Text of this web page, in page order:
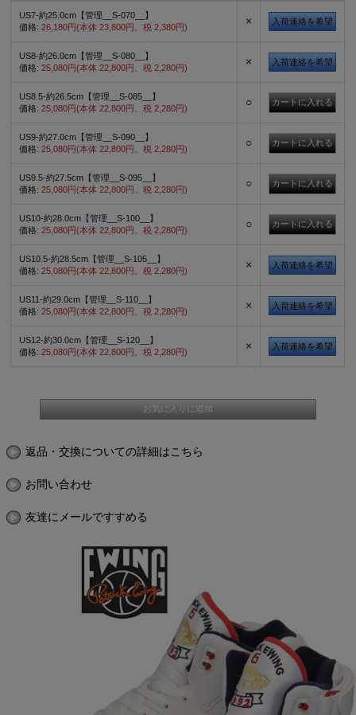
US7-約25.0cm【管理__S-070__】
価格:26,180円(本体 23,800円、税 2,380円) × 入荷連絡を希望
US8-約26.0cm【管理__S-080__】
価格:25,080円(本体 22,800円、税 2,280円) × 入荷連絡を希望
US8.5-約26.5cm【管理__S-085__】
価格:25,080円(本体 22,800円、税 2,280円) ○
US9-約27.0cm【管理__S-090__】
価格:25,080円(本体 22,800円、税 2,280円) ○
US9.5-約27.5cm【管理__S-095__】
価格:25,080円(本体 22,800円、税 2,280円) ○
US10-約28.0cm【管理__S-100__】
価格:25,080円(本体 22,800円、税 2,280円) ○
US10.5-約28.5cm【管理__S-105__】
価格:25,080円(本体 22,800円、税 2,280円) × 入荷連絡を希望
US11-約29.0cm【管理__S-110__】
価格:25,080円(本体 22,800円、税 2,280円) × 入荷連絡を希望
US12-約30.0cm【管理__S-120__】
価格:25,080円(本体 22,800円、税 2,280円) × 入荷連絡を希望
返品・交換についての詳細はこちら
お問い合わせ
友達にメールですすめる